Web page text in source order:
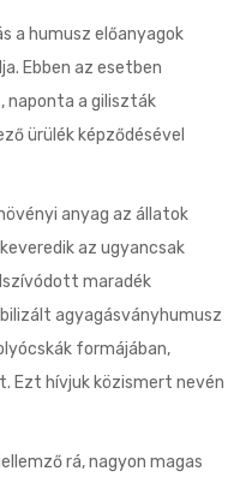
a humusz előanyagok
Ebben az esetben
a giliszták
ürülék képződésével
anyag az állatok
az ugyancsak
maradék
agyagásványhumusz
formájában,
Ezt hívjuk közismert nevén
rá, nagyon magas